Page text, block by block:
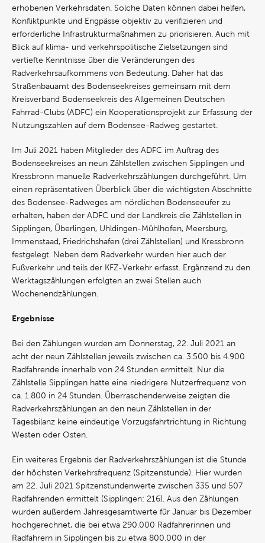
erhobenen Verkehrsdaten. Solche Daten können dabei helfen,
Konfliktpunkte und Engpässe objektiv zu verifizieren und
erforderliche Infrastrukturmaßnahmen zu priorisieren. Auch mit
Blick auf klima- und verkehrspolitische Zielsetzungen sind
vertiefte Kenntnisse über die Veränderungen des
Radverkehrsaufkommens von Bedeutung. Daher hat das
Straßenbauamt des Bodenseekreises gemeinsam mit dem
Kreisverband Bodenseekreis des Allgemeinen Deutschen
Fahrrad-Clubs (ADFC) ein Kooperationsprojekt zur Erfassung der
Nutzungszahlen auf dem Bodensee-Radweg gestartet.
Im Juli 2021 haben Mitglieder des ADFC im Auftrag des
Bodenseekreises an neun Zählstellen zwischen Sipplingen und
Kressbronn manuelle Radverkehrszählungen durchgeführt. Um
einen repräsentativen Überblick über die wichtigsten Abschnitte
des Bodensee-Radweges am nördlichen Bodenseeufer zu
erhalten, haben der ADFC und der Landkreis die Zählstellen in
Sipplingen, Überlingen, Uhldingen-Mühlhofen, Meersburg,
Immenstaad, Friedrichshafen (drei Zählstellen) und Kressbronn
festgelegt. Neben dem Radverkehr wurden hier auch der
Fußverkehr und teils der KFZ-Verkehr erfasst. Ergänzend zu den
Werktagszählungen erfolgten an zwei Stellen auch
Wochenendzählungen.
Ergebnisse
Bei den Zählungen wurden am Donnerstag, 22. Juli 2021 an
acht der neun Zählstellen jeweils zwischen ca. 3.500 bis 4.900
Radfahrende innerhalb von 24 Stunden ermittelt. Nur die
Zählstelle Sipplingen hatte eine niedrigere Nutzerfrequenz von
ca. 1.800 in 24 Stunden. Überraschenderweise zeigten die
Radverkehrszählungen an den neun Zählstellen in der
Tagesbilanz keine eindeutige Vorzugsfahrtrichtung in Richtung
Westen oder Osten.
Ein weiteres Ergebnis der Radverkehrszählungen ist die Stunde
der höchsten Verkehrsfrequenz (Spitzenstunde). Hier wurden
am 22. Juli 2021 Spitzenstundenwerte zwischen 335 und 507
Radfahrenden ermittelt (Sipplingen: 216). Aus den Zählungen
wurden außerdem Jahresgesamtwerte für Januar bis Dezember
hochgerechnet, die bei etwa 290.000 Radfahrerinnen und
Radfahrern in Sipplingen bis zu etwa 800.000 in der